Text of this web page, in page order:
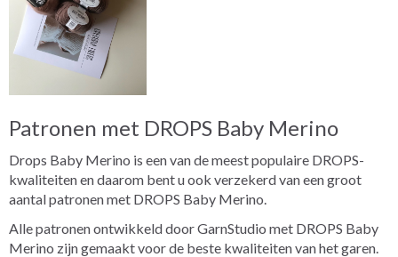
Patronen met DROPS Baby Merino
Drops Baby Merino is een van de meest populaire DROPS-
kwaliteiten en daarom bent u ook verzekerd van een groot
aantal patronen met DROPS Baby Merino.
Alle patronen ontwikkeld door GarnStudio met DROPS Baby
Merino zijn gemaakt voor de beste kwaliteiten van het garen.